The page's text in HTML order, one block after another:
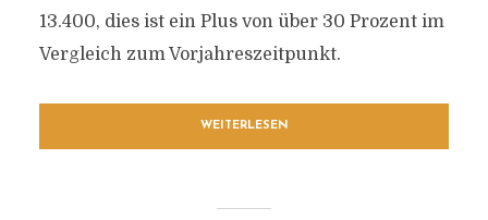
13.400, dies ist ein Plus von über 30 Prozent im
Vergleich zum Vorjahreszeitpunkt.
WEITERLESEN